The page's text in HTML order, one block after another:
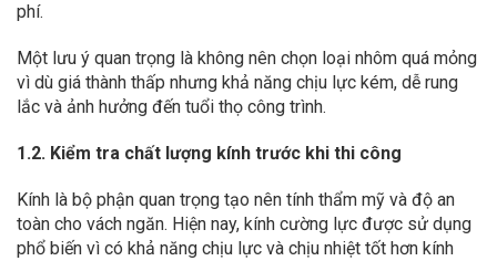
phí.
Một lưu ý quan trọng là không nên chọn loại nhôm quá mỏng
vì dù giá thành thấp nhưng khả năng chịu lực kém, dễ rung
lắc và ảnh hưởng đến tuổi thọ công trình.
1.2. Kiểm tra chất lượng kính trước khi thi công
Kính là bộ phận quan trọng tạo nên tính thẩm mỹ và độ an
toàn cho vách ngăn. Hiện nay, kính cường lực được sử dụng
phổ biến vì có khả năng chịu lực và chịu nhiệt tốt hơn kính